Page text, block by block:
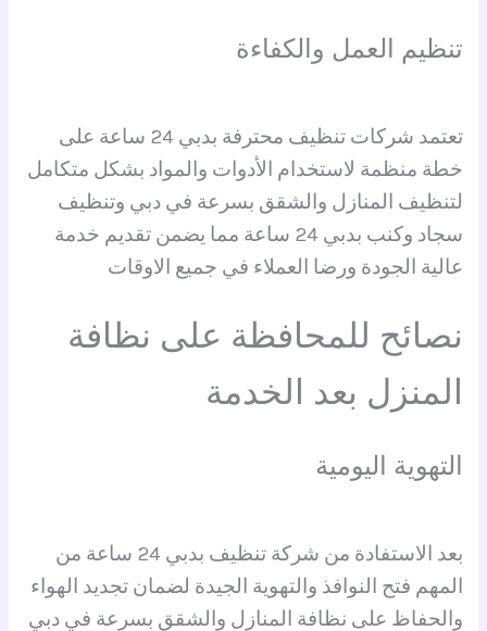
تنظيم العمل والكفاءة
تعتمد شركات تنظيف محترفة بدبي 24 ساعة على
خطة منظمة لاستخدام الأدوات والمواد بشكل متكامل
لتنظيف المنازل والشقق بسرعة في دبي وتنظيف
سجاد وكنب بدبي 24 ساعة مما يضمن تقديم خدمة
عالية الجودة ورضا العملاء في جميع الاوقات
نصائح للمحافظة على نظافة
المنزل بعد الخدمة
التهوية اليومية
بعد الاستفادة من شركة تنظيف بدبي 24 ساعة من
المهم فتح النوافذ والتهوية الجيدة لضمان تجديد الهواء
والحفاظ على نظافة المنازل والشقق بسرعة في دبي